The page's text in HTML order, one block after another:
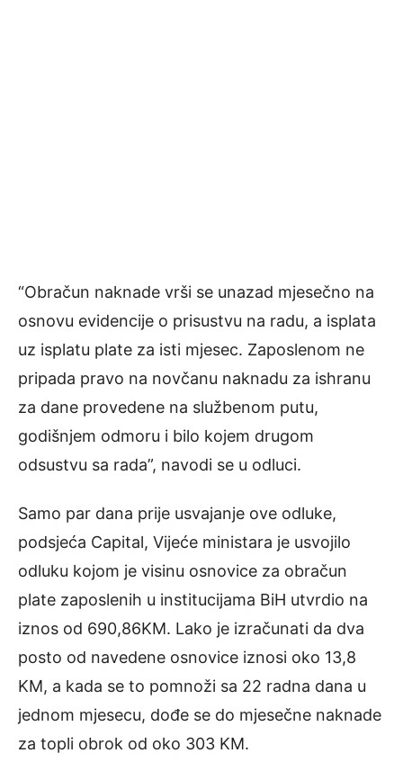
“Obračun naknade vrši se unazad mjesečno na
osnovu evidencije o prisustvu na radu, a isplata
uz isplatu plate za isti mjesec. Zaposlenom ne
pripada pravo na novčanu naknadu za ishranu
za dane provedene na službenom putu,
godišnjem odmoru i bilo kojem drugom
odsustvu sa rada”, navodi se u odluci.
Samo par dana prije usvajanje ove odluke,
podsjeća Capital, Vijeće ministara je usvojilo
odluku kojom je visinu osnovice za obračun
plate zaposlenih u institucijama BiH utvrdio na
iznos od 690,86KM. Lako je izračunati da dva
posto od navedene osnovice iznosi oko 13,8
KM, a kada se to pomnoži sa 22 radna dana u
jednom mjesecu, dođe se do mjesečne naknade
za topli obrok od oko 303 KM.